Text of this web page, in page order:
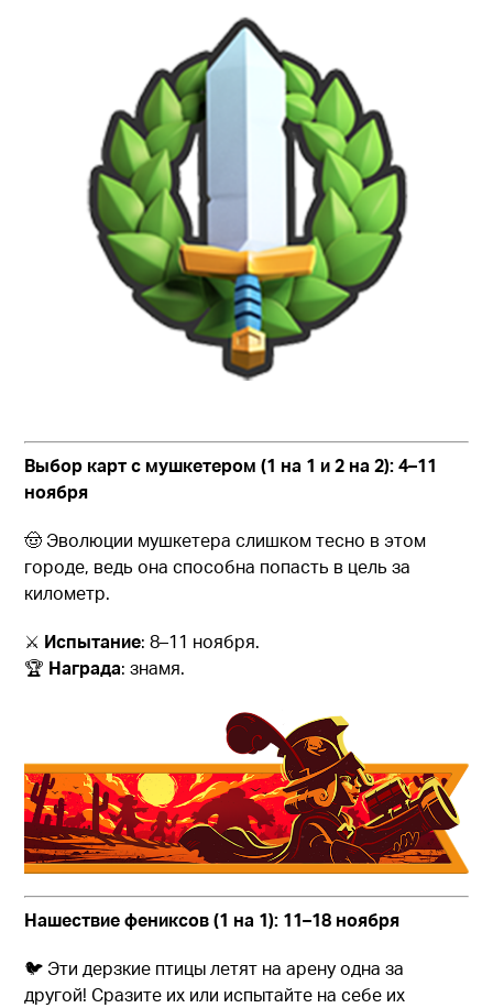
Выбор карт с мушкетером (1 на 1 и 2 на 2): 4–11
ноября
🤠 Эволюции мушкетера слишком тесно в этом
городе, ведь она способна попасть в цель за
километр.
⚔️ Испытание: 8–11 ноября.
🏆 Награда: знамя.
Нашествие фениксов (1 на 1): 11–18 ноября
🐦‍‍ ‍Эти дерзкие птицы летят на арену одна за
другой! Сразите их или испытайте на себе их